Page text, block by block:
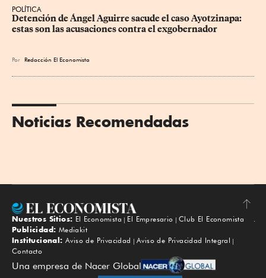
POLÍTICA
Detención de Ángel Aguirre sacude el caso Ayotzinapa:
estas son las acusaciones contra el exgobernador
Por Redacción El Economista
Noticias Recomendadas
Subir
Nuestros Sitios: El Economista El Empresario
Club El Economista
Publicidad: Mediakit
Institucional: Aviso de Privacidad
Aviso de Privacidad Integral
Contacto
Una empresa de Nacer Global